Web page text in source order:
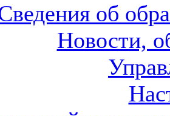
об
Новости,